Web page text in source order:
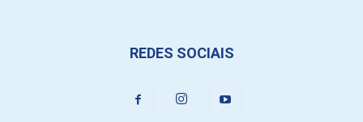
REDES SOCIAIS